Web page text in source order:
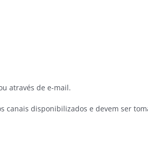
através de e-mail.
canais disponibilizados e devem ser